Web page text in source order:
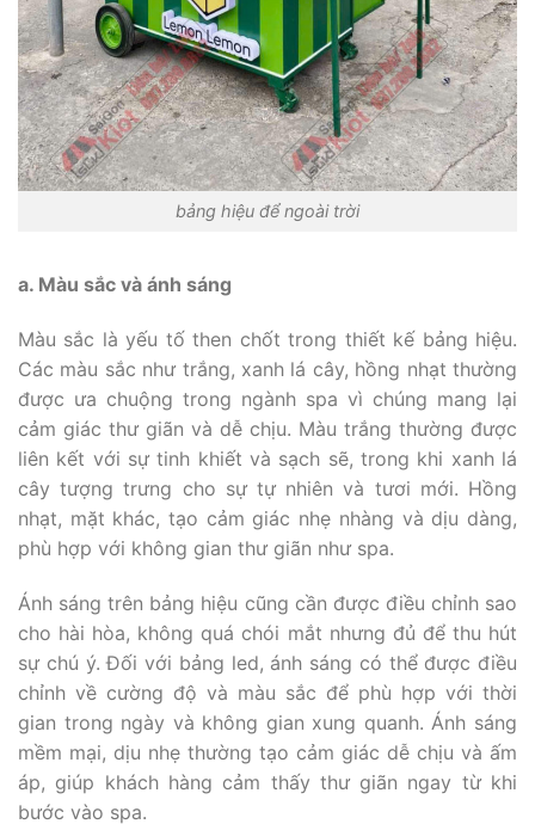
bảng hiệu để ngoài trời
a. Màu sắc và ánh sáng
Màu sắc là yếu tố then chốt trong thiết kế bảng hiệu.
Các màu sắc như trắng, xanh lá cây, hồng nhạt thường
được ưa chuộng trong ngành spa vì chúng mang lại
cảm giác thư giãn và dễ chịu. Màu trắng thường được
liên kết với sự tinh khiết và sạch sẽ, trong khi xanh lá
cây tượng trưng cho sự tự nhiên và tươi mới. Hồng
nhạt, mặt khác, tạo cảm giác nhẹ nhàng và dịu dàng,
phù hợp với không gian thư giãn như spa.
Ánh sáng trên bảng hiệu cũng cần được điều chỉnh sao
cho hài hòa, không quá chói mắt nhưng đủ để thu hút
sự chú ý. Đối với bảng led, ánh sáng có thể được điều
chỉnh về cường độ và màu sắc để phù hợp với thời
gian trong ngày và không gian xung quanh. Ánh sáng
mềm mại, dịu nhẹ thường tạo cảm giác dễ chịu và ấm
áp, giúp khách hàng cảm thấy thư giãn ngay từ khi
bước vào spa.